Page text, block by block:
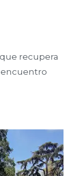
recupera